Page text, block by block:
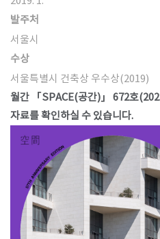
발주처
서울시
수상
서울특별시 건축상 우수상(2019)
월간 「SPACE(공간)」 672호
자료를 확인하실 수 있습니다.